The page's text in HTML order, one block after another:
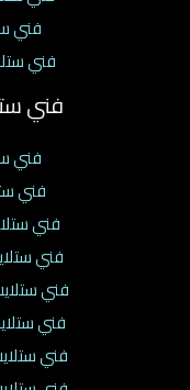
فني
فني ستلايت
فني
فني
فني
فني ستلايت
فني ستلايت
فني ستلايت
فني ستلايت
فني ستلايت